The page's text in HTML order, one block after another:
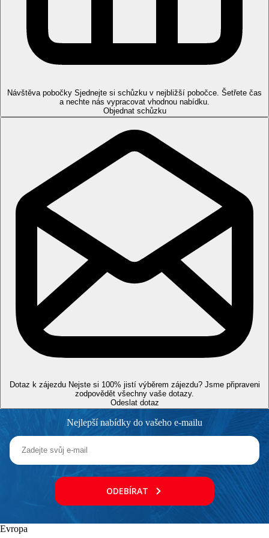
hod.)
1x pobyt návštěva a la carte restaurace 5one Fine Rooftop
All inclusive Plus
k all inclusive navíc ovoce po příletu na pokoj
vybrané alkoholické a nealkoholické nápoje mezinárodní
župany a pantofle v kouplně
1x pobyt návštěva a la carte restaurace 5one Fine Dinning
Rooftop (nutná rezervace předem)
2x pobyt návštěva a la carte restaurace Sol y Maris (nutná
rezervace předem)
Sportovní nabídka
Zdarma: fitnes.
Za poplatek: masáže, sauna, parní lázně, vodní sporty.
Zvláštnosti
Pouze pro dospělé.
Internet
https://www.tasiamarisbeach.com
Další příletová letiště
Letiště Paphos je vzdáleno 165 km od hotelu.
Vzdálenosti
Vzdálenost od nejbližšího letiště
Vzdálenost k pláži
Návštěva pobočky Sjednejte si schůzku v nejbližší pobočce. Šetřete čas
a nechte nás vypracovat vhodnou nabídku.
Objednat schůzku
Dotaz k zájezdu Nejste si 100% jistí výběrem zájezdu? Jsme připraveni
zodpovědět všechny vaše dotazy.
Odeslat dotaz
Nejlepší nabídky do vašeho e-mailu
ODEBÍRAT
Evropa